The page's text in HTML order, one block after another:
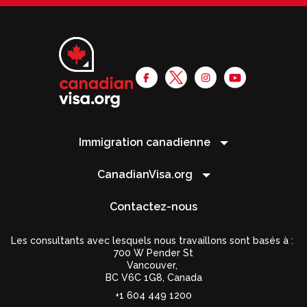
Immigration canadienne
CanadianVisa.org
Contactez-nous
Les consultants avec lesquels nous travaillons sont basés à :
700 W Pender St
Vancouver,
BC V6C 1G8, Canada
+1 604 449 1200